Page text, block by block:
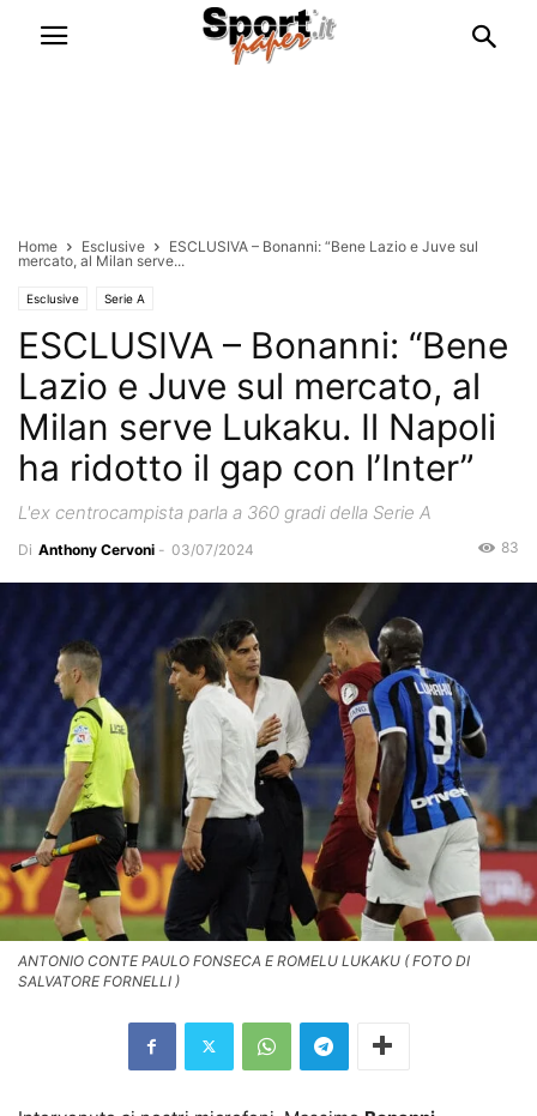
Home Esclusive
ESCLUSIVA – Bonanni: “Bene Lazio e Juve sul
mercato, al Milan serve...
Esclusive Serie A
ESCLUSIVA – Bonanni: “Bene
Lazio e Juve sul mercato, al
Milan serve Lukaku. Il Napoli
ha ridotto il gap con l’Inter”
L'ex centrocampista parla a 360 gradi della Serie A
Di Anthony Cervoni - 03/07/2024 83
ANTONIO CONTE PAULO FONSECA E ROMELU LUKAKU ( FOTO DI
SALVATORE FORNELLI )